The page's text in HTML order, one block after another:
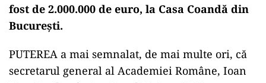
fost de 2.000.000 de euro, la Casa Coandă din
București.
PUTEREA a mai semnalat, de mai multe ori, că
secretarul general al Academiei Române, Ioan